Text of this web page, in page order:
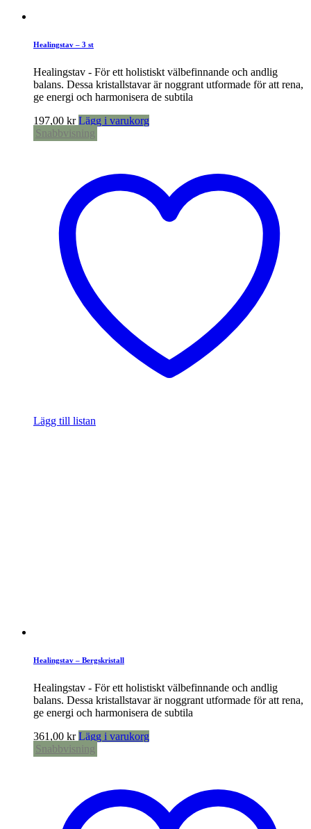
Healingstav – 3 st
Healingstav - För ett holistiskt välbefinnande och andlig
balans. Dessa kristallstavar är noggrant utformade för att rena,
ge energi och harmonisera de subtila
197,00 kr Lägg i varukorg
Snabbvisning
Lägg till listan
Healingstav – Bergskristall
Healingstav - För ett holistiskt välbefinnande och andlig
balans. Dessa kristallstavar är noggrant utformade för att rena,
ge energi och harmonisera de subtila
361,00 kr Lägg i varukorg
Snabbvisning